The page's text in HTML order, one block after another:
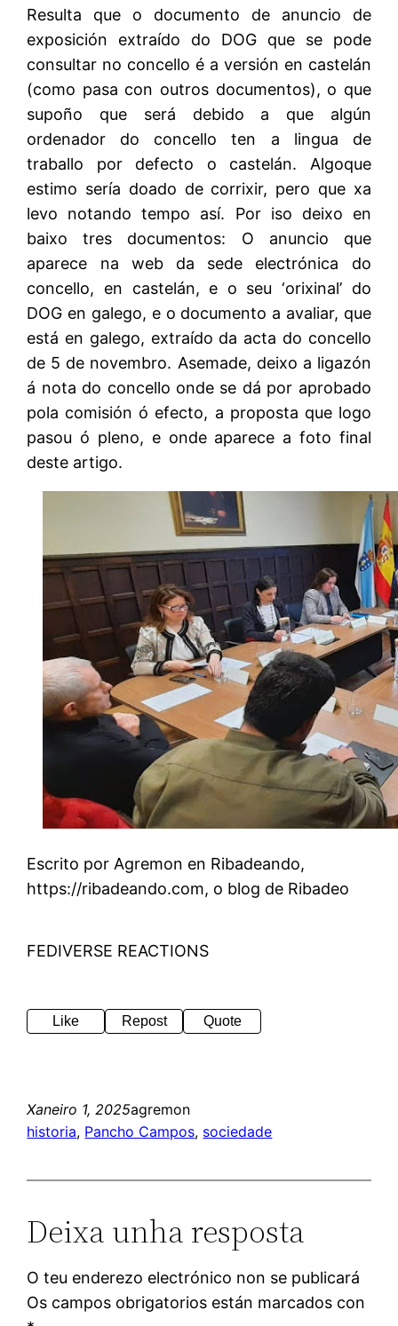
Resulta que o documento de anuncio de
exposición extraído do DOG que se pode
consultar no concello é a versión en castelán
(como pasa con outros documentos), o que
supoño que será debido a que algún
ordenador do concello ten a lingua de
traballo por defecto o castelán. Algoque
estimo sería doado de corrixir, pero que xa
levo notando tempo así. Por iso deixo en
baixo tres documentos: O anuncio que
aparece na web da sede electrónica do
concello, en castelán, e o seu ‘orixinal’ do
DOG en galego, e o documento a avaliar, que
está en galego, extraído da acta do concello
de 5 de novembro. Asemade, deixo a ligazón
á nota do concello onde se dá por aprobado
pola comisión ó efecto, a proposta que logo
pasou ó pleno, e onde aparece a foto final
deste artigo.
Escrito por Agremon en Ribadeando,
https://ribadeando.com, o blog de Ribadeo
FEDIVERSE REACTIONS
Like Repost Quote
Xaneiro 1, 2025agremon
historia, Pancho Campos, sociedade
Deixa unha resposta
O teu enderezo electrónico non se publicará
Os campos obrigatorios están marcados con